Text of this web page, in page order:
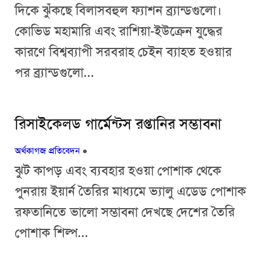
দিকে ঝুঁকছে বিলাসবহুল ফ্যাশন ব্র্যান্ডগুলো।
কোভিড মহামারি এবং রাশিয়া-ইউক্রেন যুদ্ধের
কারণে বিশ্বব্যাপী সরবরাহ চেইন ব্যাহত হওয়ার
পর ব্র্যান্ডগুলো...
রিসাইকেলড গার্মেন্টস রপ্তানির সম্ভাবনা
অর্থকাগজ প্রতিবেদন ●
ঝুট কাপড় এবং ব্যবহার হওয়া পোশাক থেকে
পুনরায় ইয়ার্ন তৈরির মাধ্যমে ভ্যালু এডেড পোশাক
রফতানিতে ভালো সম্ভাবনা দেখছে দেশের তৈরি
পোশাক শিল্প...